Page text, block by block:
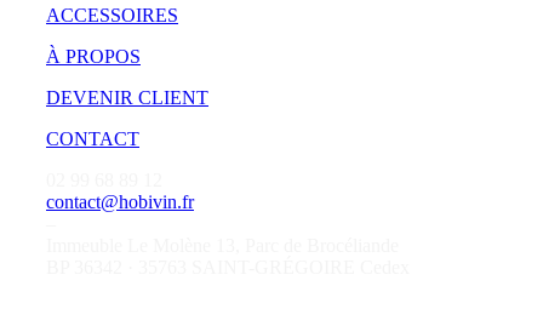
ACCESSOIRES
À PROPOS
DEVENIR CLIENT
CONTACT
contact@hobivin.fr